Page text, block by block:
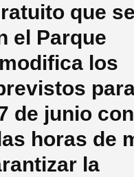
que se
el Parque
los
de junio
horas de
la